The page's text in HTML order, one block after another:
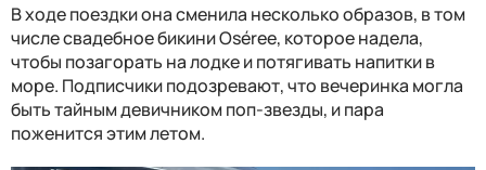
В ходе поездки она сменила несколько образов, в том
числе свадебное бикини Oséree, которое надела,
чтобы позагорать на лодке и потягивать напитки в
море. Подписчики подозревают, что вечеринка могла
быть тайным девичником поп-звезды, и пара
поженится этим летом.